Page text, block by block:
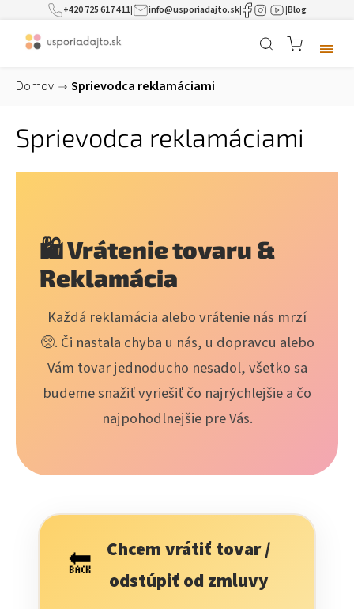
+420 725 617 411| info@usporiadajto.sk| |Blog
Domov / Sprievodca reklamáciami
Sprievodca reklamáciami
🛍️ Vrátenie tovaru &
Reklamácia
Každá reklamácia alebo vrátenie nás mrzí
🥺. Či nastala chyba u nás, u dopravcu alebo
Vám tovar jednoducho nesadol, všetko sa
budeme snažiť vyriešiť čo najrýchlejšie a čo
najpohodlnejšie pre Vás.
🔙
Chcem vrátiť tovar /
odstúpiť od zmluvy